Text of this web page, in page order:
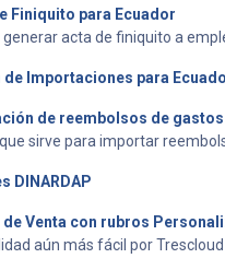
Finiquito para Ecuador
generar acta de finiquito a
de Importaciones para
de reembolsos de
sirve para importar
DINARDAP
de Venta con rubros
aún más fácil por